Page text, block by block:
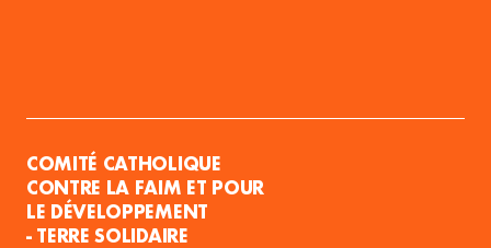
COMITÉ CATHOLIQUE
CONTRE LA FAIM ET POUR
LE DÉVELOPPEMENT
- TERRE SOLIDAIRE